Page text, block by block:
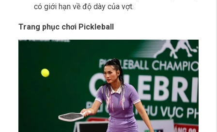
có giới hạn về độ dày của vợt.
Trang phục chơi Pickleball